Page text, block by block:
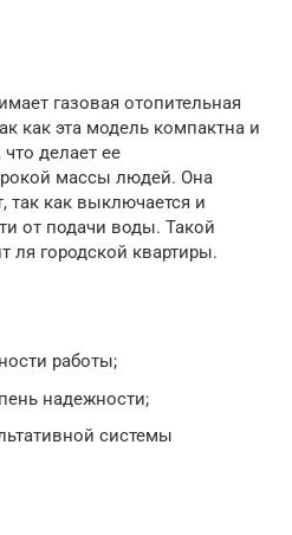
газовая отопительная
как эта модель компактна и
делает ее
массы людей. Она
так как выключается и
от подачи воды. Такой
ля городской квартиры.
работы;
надежности;
системы